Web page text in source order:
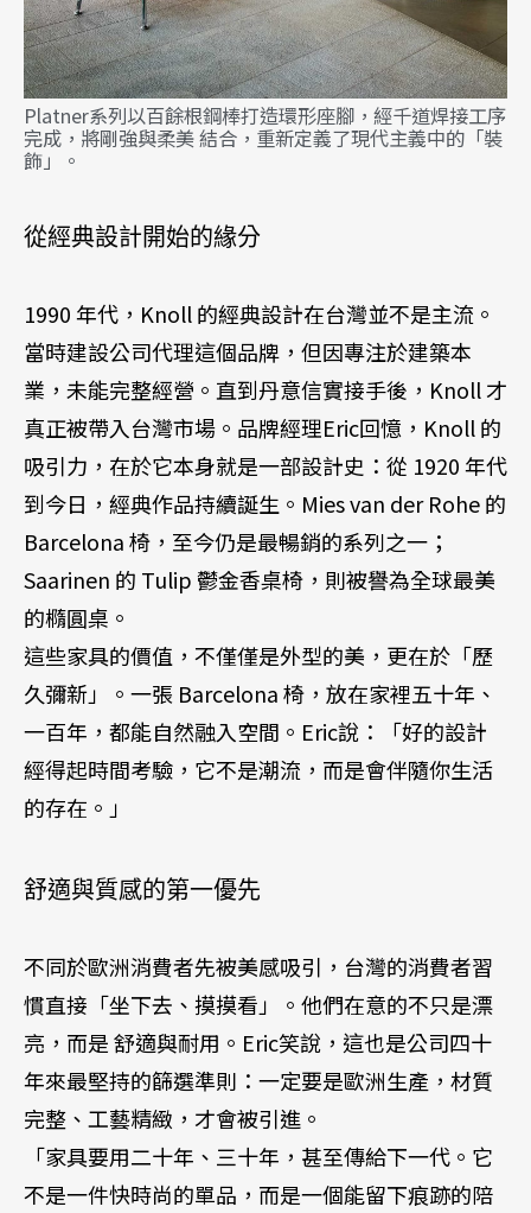
Platner系列以百餘根鋼棒打造環形座腳，經千道焊接工序
完成，將剛強與柔美 結合，重新定義了現代主義中的「裝
飾」。
從經典設計開始的緣分
1990 年代，Knoll 的經典設計在台灣並不是主流。
當時建設公司代理這個品牌，但因專注於建築本
業，未能完整經營。直到丹意信實接手後，Knoll 才
真正被帶入台灣市場。品牌經理Eric回憶，Knoll 的
吸引力，在於它本身就是一部設計史：從 1920 年代
到今日，經典作品持續誕生。Mies van der Rohe 的
Barcelona 椅，至今仍是最暢銷的系列之一；
Saarinen 的 Tulip 鬱金香桌椅，則被譽為全球最美
的橢圓桌。
這些家具的價值，不僅僅是外型的美，更在於「歷
久彌新」。一張 Barcelona 椅，放在家裡五十年、
一百年，都能自然融入空間。Eric說：「好的設計
經得起時間考驗，它不是潮流，而是會伴隨你生活
的存在。」
舒適與質感的第一優先
不同於歐洲消費者先被美感吸引，台灣的消費者習
慣直接「坐下去、摸摸看」。他們在意的不只是漂
亮，而是 舒適與耐用。Eric笑說，這也是公司四十
年來最堅持的篩選準則：一定要是歐洲生產，材質
完整、工藝精緻，才會被引進。
「家具要用二十年、三十年，甚至傳給下一代。它
不是一件快時尚的單品，而是一個能留下痕跡的陪